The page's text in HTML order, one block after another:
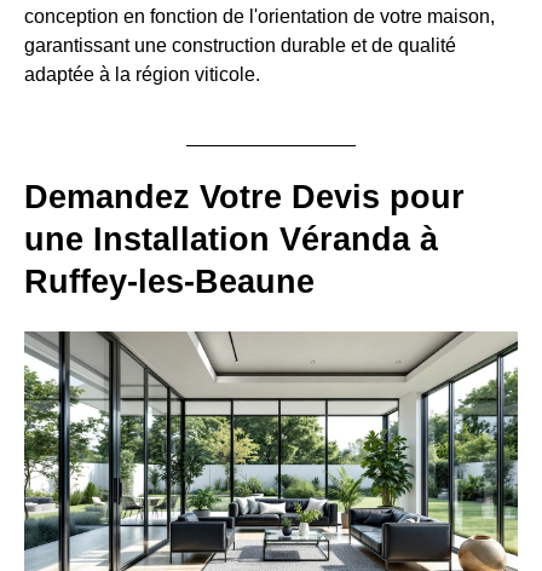
conception en fonction de l'orientation de votre maison,
garantissant une construction durable et de qualité
adaptée à la région viticole.
Demandez Votre Devis pour
une Installation Véranda à
Ruffey-les-Beaune